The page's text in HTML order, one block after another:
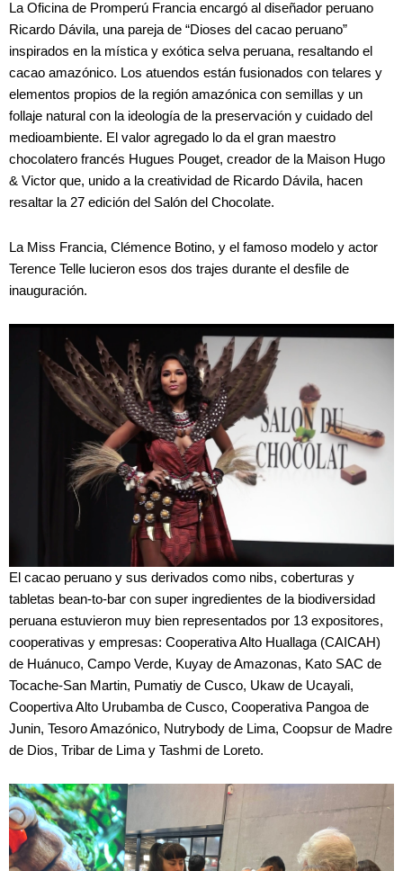
La Oficina de Promperú Francia encargó al diseñador peruano
Ricardo Dávila, una pareja de “Dioses del cacao peruano”
inspirados en la mística y exótica selva peruana, resaltando el
cacao amazónico. Los atuendos están fusionados con telares y
elementos propios de la región amazónica con semillas y un
follaje natural con la ideología de la preservación y cuidado del
medioambiente. El valor agregado lo da el gran maestro
chocolatero francés Hugues Pouget, creador de la Maison Hugo
& Victor que, unido a la creatividad de Ricardo Dávila, hacen
resaltar la 27 edición del Salón del Chocolate.
La Miss Francia, Clémence Botino, y el famoso modelo y actor
Terence Telle lucieron esos dos trajes durante el desfile de
inauguración.
El cacao peruano y sus derivados como nibs, coberturas y
tabletas bean-to-bar con super ingredientes de la biodiversidad
peruana estuvieron muy bien representados por 13 expositores,
cooperativas y empresas: Cooperativa Alto Huallaga (CAICAH)
de Huánuco, Campo Verde, Kuyay de Amazonas, Kato SAC de
Tocache-San Martin, Pumatiy de Cusco, Ukaw de Ucayali,
Coopertiva Alto Urubamba de Cusco, Cooperativa Pangoa de
Junin, Tesoro Amazónico, Nutrybody de Lima, Coopsur de Madre
de Dios, Tribar de Lima y Tashmi de Loreto.